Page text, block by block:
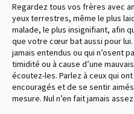
Regardez tous vos frères avec
yeux terrestres, même le plus
malade, le plus insignifiant, afin
que votre cœur bat aussi pour
jamais entendus ou qui n’osent
timidité ou à cause d’une
écoutez-les. Parlez à ceux qui
encouragés et de se sentir
mesure. Nul n’en fait jamais